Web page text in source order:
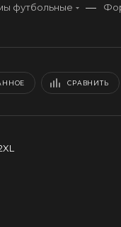
футбольные —
СРАВНИТЬ